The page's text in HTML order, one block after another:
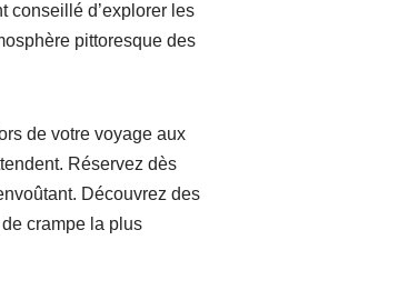
conseillé d’explorer les
pittoresque des
de votre voyage aux
Réservez dès
Découvrez des
crampe la plus